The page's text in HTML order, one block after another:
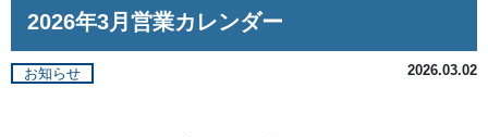
2026年3月営業カレンダー
お知らせ 2026.03.02